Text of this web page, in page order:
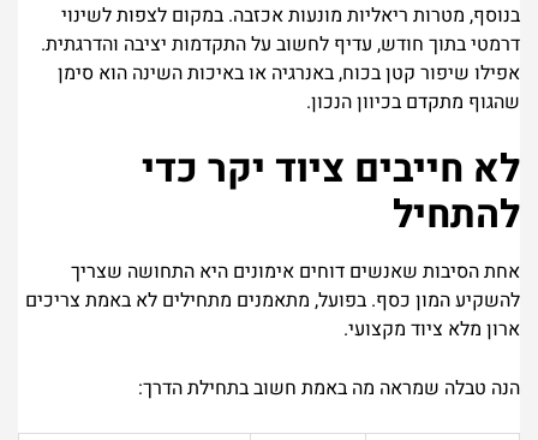
בנוסף, מטרות ריאליות מונעות אכזבה. במקום לצפות לשינוי
דרמטי בתוך חודש, עדיף לחשוב על התקדמות יציבה והדרגתית.
אפילו שיפור קטן בכוח, באנרגיה או באיכות השינה הוא סימן
שהגוף מתקדם בכיוון הנכון.
לא חייבים ציוד יקר כדי
להתחיל
אחת הסיבות שאנשים דוחים אימונים היא התחושה שצריך
להשקיע המון כסף. בפועל, מתאמנים מתחילים לא באמת צריכים
ארון מלא ציוד מקצועי.
הנה טבלה שמראה מה באמת חשוב בתחילת הדרך: